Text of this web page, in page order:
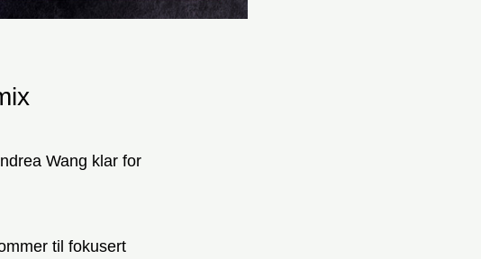
Wang klar for
til fokusert